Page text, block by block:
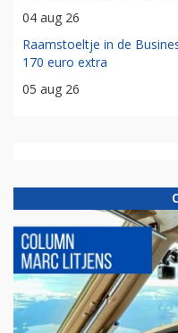
04 aug 26
Raamstoeltje in de
170 euro extra
05 aug 26